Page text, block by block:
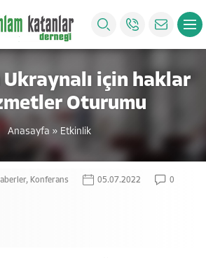
Ukraynalı için haklar
Oturumu
Anasayfa » Etkinlik
, Konferans 05.07.2022 0